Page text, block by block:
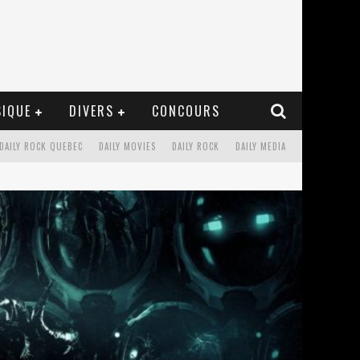
DIVERS CONCOURS
DAILY MEDIA
DAILY ROCK
DAILY MOVIES
DAILY ROCK QUEBEC